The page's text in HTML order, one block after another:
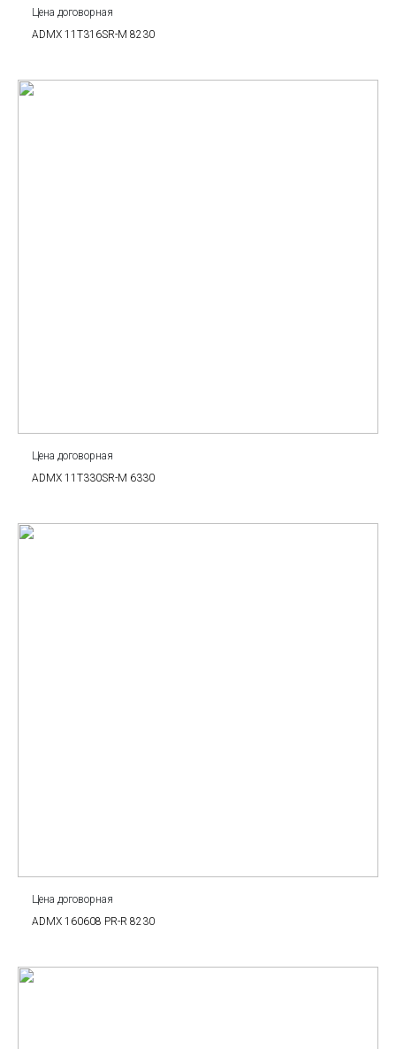
Цена договорная
ADMX 11T316SR-M 8230
Цена договорная
ADMX 11T330SR-M 6330
Цена договорная
ADMX 160608 PR-R 8230